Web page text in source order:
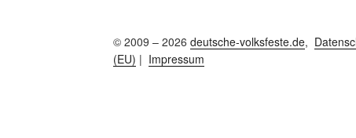
© 2009 – 2026 deutsche-volksfeste.de,
(EU) | Impressum